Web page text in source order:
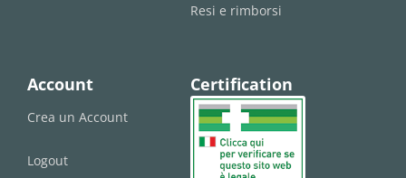
Resi e rimborsi
Account
Crea un Account
Logout
Certification